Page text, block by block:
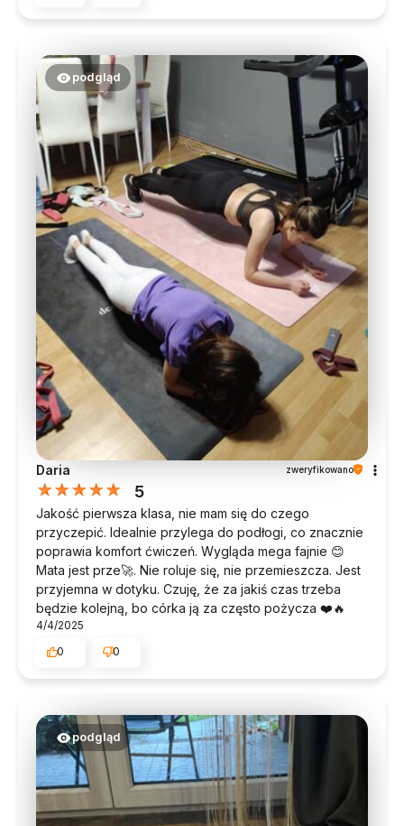
podgląd
Daria zweryfikowano
5
Jakość pierwsza klasa, nie mam się do czego
przyczepić. Idealnie przylega do podłogi, co znacznie
poprawia komfort ćwiczeń. Wygląda mega fajnie 😊
Mata jest prze🚀. Nie roluje się, nie przemieszcza. Jest
przyjemna w dotyku. Czuję, że za jakiś czas trzeba
będzie kolejną, bo córka ją za często pożycza ❤️🔥
4/4/2025
0
0
podgląd